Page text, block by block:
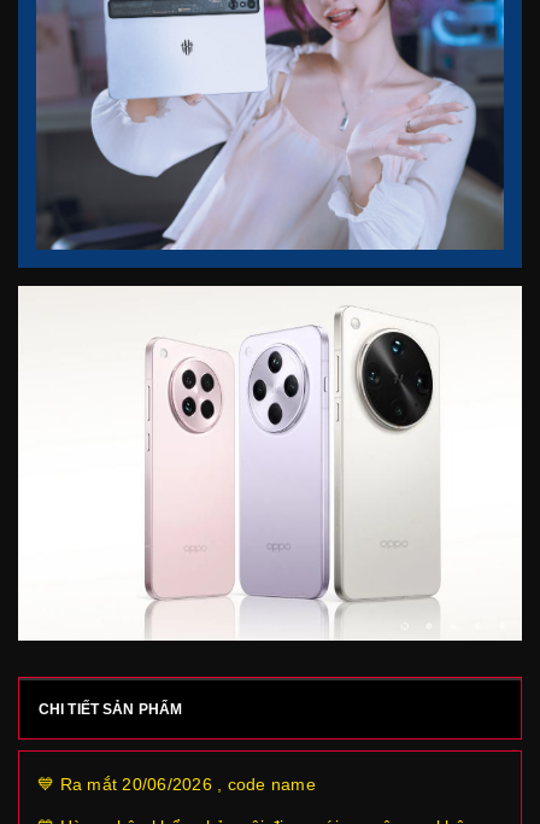
CHI TIẾT SẢN PHẨM
💙 Ra mắt 20/06/2026 , code name